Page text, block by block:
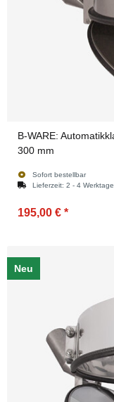
B-WARE:
300 mm
Sofort bestellbar
Lieferzeit: 2 - 4 Werktage
195,00 € *
Neu